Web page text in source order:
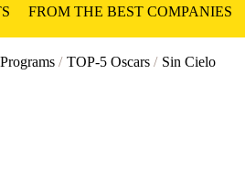
FROM THE BEST COMPANIES
Programs / TOP-5 Oscars / Sin Cielo